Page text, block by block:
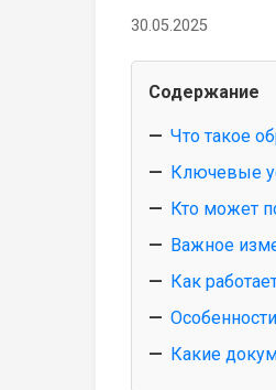
30.05.2025
Содержание
Что такое
Ключевые
Кто может
Важное
Как
Какие